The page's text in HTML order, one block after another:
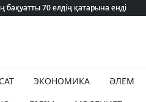
бақуатты 70 елдің қатарына енді
бақуатты 70 елдің қатарына енді
ЭКОНОМИКА ӘЛЕМ